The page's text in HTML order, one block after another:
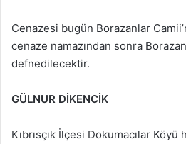
Cenazesi bugün Borazanlar
cenaze namazından sonra
defnedilecektir.
GÜLNUR DİKENCİK
Kıbrısçık İlçesi Dokumacılar Köyü